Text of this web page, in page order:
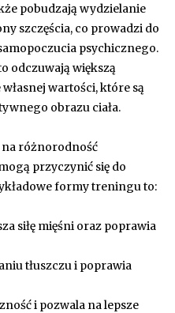
pobudzają wydzielanie
szczęścia, co prowadzi do
psychicznego.
odczuwają większą
wartości, które są
obrazu ciała.
różnorodność
przyczynić się do
formy treningu to:
siłę mięśni oraz poprawia
tłuszczu i poprawia
i pozwala na lepsze